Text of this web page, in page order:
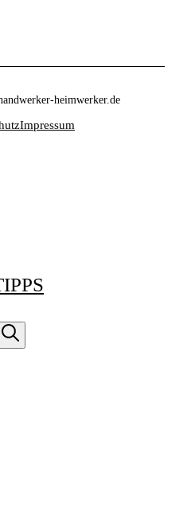
heimwerker.de
Impressum